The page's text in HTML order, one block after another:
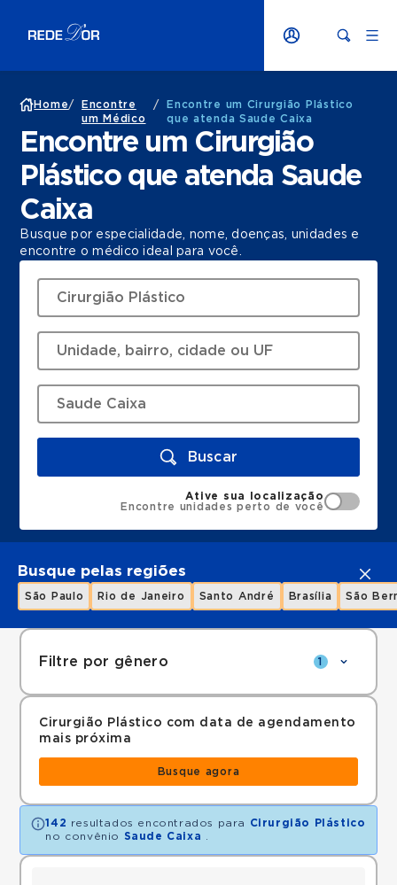
Home/
Encontre
um Médico
/
Encontre um Cirurgião Plástico
que atenda Saude Caixa
Encontre um Cirurgião
Plástico que atenda Saude
Caixa
Busque por especialidade, nome, doenças, unidades e
encontre o médico ideal para você.
Buscar
Ative sua localização
Encontre unidades perto de você
Busque pelas regiões
São Paulo Rio de Janeiro Santo André Brasília São
Filtre por gênero 1
Cirurgião Plástico com data de agendamento
mais próxima
Busque agora
142 resultados encontrados para
Cirurgião Plástico
no convênio
Saude Caixa